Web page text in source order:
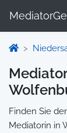
Finden Sie
Mediatorin in